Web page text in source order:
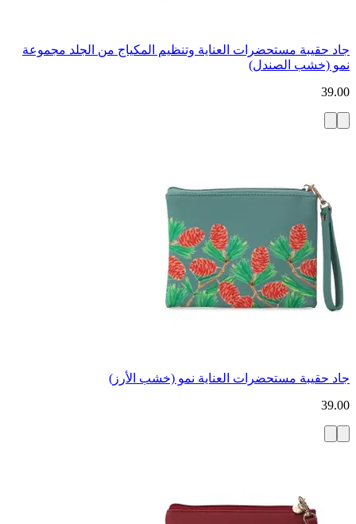
جاد حقيبة مستحضرات العناية وتنظيم المكياج من الجلد مجموعة
نمو (خشب الصندل)
39.00
جاد حقيبة مستحضرات العناية نمو (خشب الأرز)
39.00